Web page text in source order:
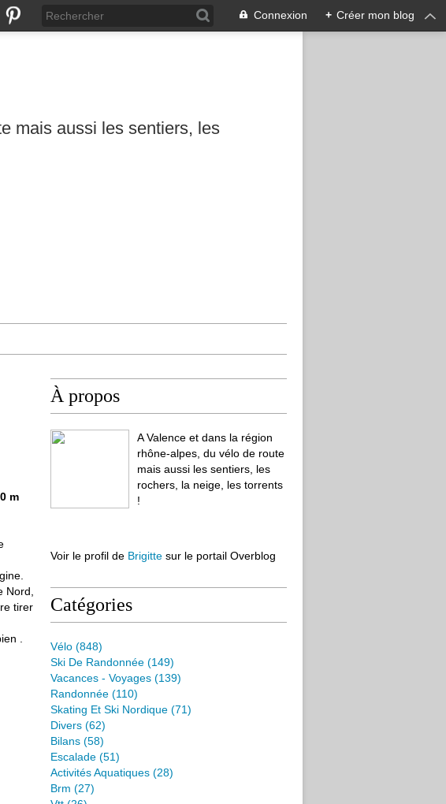
Connexion + Créer mon blog
mais aussi les sentiers, les
m
Nord,
tirer
.
À propos
A Valence et dans la région
rhône-alpes, du vélo de route
mais aussi les sentiers, les
rochers, la neige, les torrents
!
Voir le profil de Brigitte sur le portail Overblog
Catégories
Vélo (848)
Ski De Randonnée (149)
Vacances - Voyages (139)
Randonnée (110)
Skating Et Ski Nordique (71)
Divers (62)
Bilans (58)
Escalade (51)
Activités Aquatiques (28)
Brm (27)